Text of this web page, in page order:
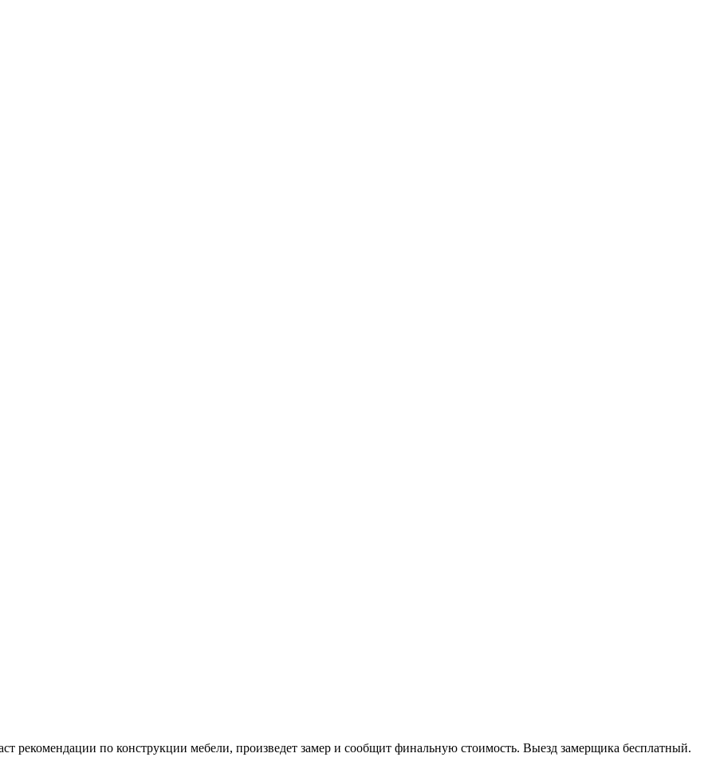
рекомендации по конструкции мебели, произведет замер и сообщит финальную стоимость. Выезд замерщика бесплатный.